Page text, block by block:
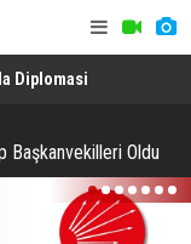
Diplomasi
Başkanvekilleri Oldu
1 2 3 4 5 6 7